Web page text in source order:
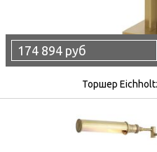
174 894 руб
Торшер